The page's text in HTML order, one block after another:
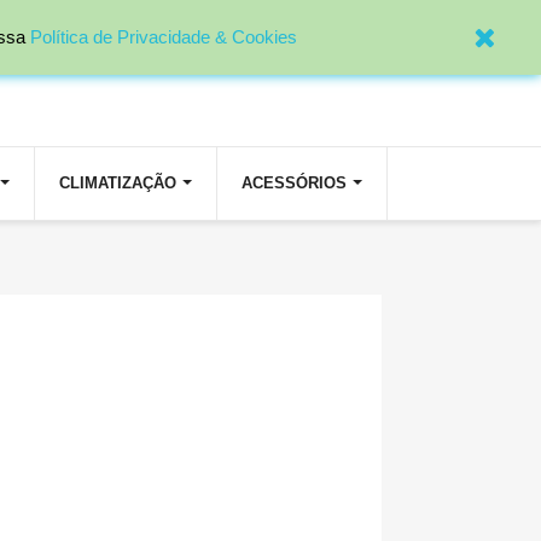
CLIMATIZAÇÃO ACESSÓRIOS
Política de Privacidade & Cookies